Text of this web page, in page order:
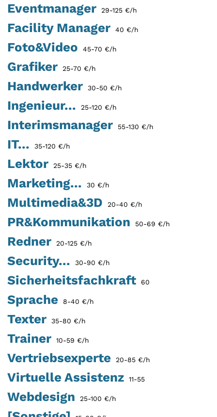
Eventmanager 29-125 €/h
Facility Manager 40 €/h
Foto&Video 45-70 €/h
Grafiker 25-70 €/h
Handwerker 30-50 €/h
Ingenieur... 25-120 €/h
Interimsmanager 55-130 €/h
IT... 35-120 €/h
Lektor 25-35 €/h
Marketing... 30 €/h
Multimedia&3D 20-40 €/h
PR&Kommunikation 50-69 €/h
Redner 20-125 €/h
Security... 30-90 €/h
Sicherheitsfachkraft 60
Sprache 8-40 €/h
Texter 35-80 €/h
Trainer 10-59 €/h
Vertriebsexperte 20-85 €/h
Virtuelle Assistenz 11-55
Webdesign 25-100 €/h